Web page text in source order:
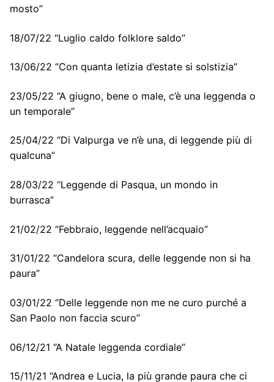
mosto”
18/07/22 “Luglio caldo folklore saldo”
13/06/22 “Con quanta letizia d’estate si solstizia”
23/05/22 “A giugno, bene o male, c’è una leggenda o
un temporale”
25/04/22 “Di Valpurga ve n’è una, di leggende più di
qualcuna”
28/03/22 “Leggende di Pasqua, un mondo in
burrasca”
21/02/22 “Febbraio, leggende nell’acquaio”
31/01/22 “Candelora scura, delle leggende non si ha
paura”
03/01/22 “Delle leggende non me ne curo purché a
San Paolo non faccia scuro”
06/12/21 “A Natale leggenda cordiale”
15/11/21 “Andrea e Lucia, la più grande paura che ci